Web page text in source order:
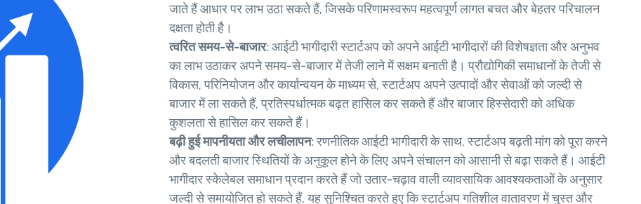
जाते हैं आधार पर लाभ उठा सकते हैं, जिसके परिणामस्वरूप महत्वपूर्ण लागत बचत और बेहतर परिचालन
दक्षता होती है।
त्वरित समय-से-बाजार: आईटी भागीदारी स्टार्टअप को अपने आईटी भागीदारों की विशेषज्ञता और अनुभव
का लाभ उठाकर अपने समय-से-बाजार में तेजी लाने में सक्षम बनाती है। प्रौद्योगिकी समाधानों के तेजी से
विकास, परिनियोजन और कार्यान्वयन के माध्यम से, स्टार्टअप अपने उत्पादों और सेवाओं को जल्दी से
बाजार में ला सकते हैं, प्रतिस्पर्धात्मक बढ़त हासिल कर सकते हैं और बाजार हिस्सेदारी को अधिक
कुशलता से हासिल कर सकते हैं।
बढ़ी हुई मापनीयता और लचीलापन:रणनीतिक आईटी भागीदारी के साथ, स्टार्टअप बढ़ती मांग को पूरा करने
और बदलती बाजार स्थितियों के अनुकूल होने के लिए अपने संचालन को आसानी से बढ़ा सकते हैं। आईटी
भागीदार स्केलेबल समाधान प्रदान करते हैं जो उतार-चढ़ाव वाली व्यावसायिक आवश्यकताओं के अनुसार
जल्दी से समायोजित हो सकते हैं, यह सुनिश्चित करते हुए कि स्टार्टअप गतिशील वातावरण में चुस्त और